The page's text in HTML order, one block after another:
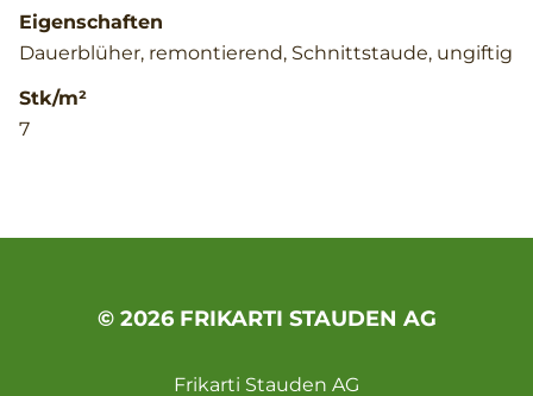
Eigenschaften
Dauerblüher, remontierend, Schnittstaude, ungiftig
Stk/m²
7
© 2026 FRIKARTI STAUDEN AG
Frikarti Stauden AG